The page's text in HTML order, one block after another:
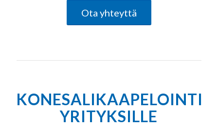
Ota yhteyttä
KONESALIKAAPELOINTI
YRITYKSILLE